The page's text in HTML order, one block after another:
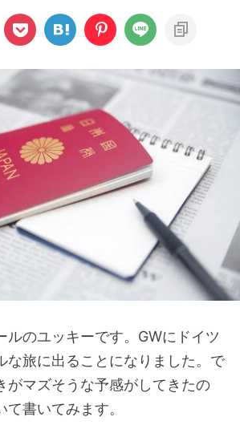
ルのユッキーです。GWにドイツ
な旅に出ることになりました。で
がマズそうな予感がしてきたの
書いてみます。